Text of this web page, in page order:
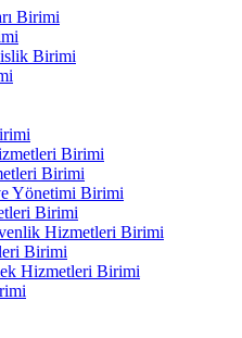
Birimi
Birimi
Birimi
Birimi
Yönetimi Birimi
Birimi
Hizmetleri Birimi
Birimi
Hizmetleri Birimi